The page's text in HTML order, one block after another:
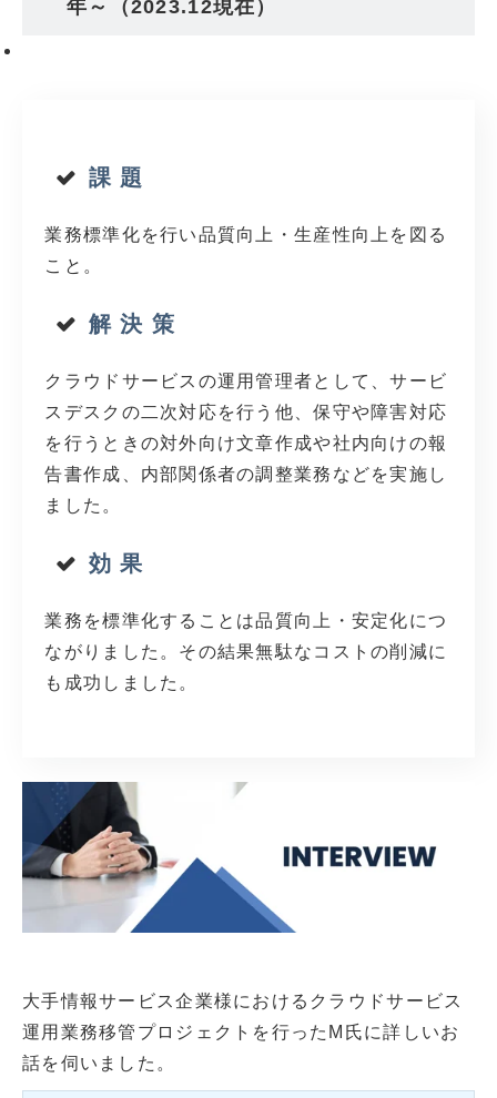
年～（2023.12現在）
課 題
業務標準化を行い品質向上・生産性向上を図る
こと。
解 決 策
クラウドサービスの運用管理者として、サービ
スデスクの二次対応を行う他、保守や障害対応
を行うときの対外向け文章作成や社内向けの報
告書作成、内部関係者の調整業務などを実施し
ました。
効 果
業務を標準化することは品質向上・安定化につ
ながりました。その結果無駄なコストの削減に
も成功しました。
大手情報サービス企業様におけるクラウドサービス
運用業務移管プロジェクトを行ったM氏に詳しいお
話を伺いました。